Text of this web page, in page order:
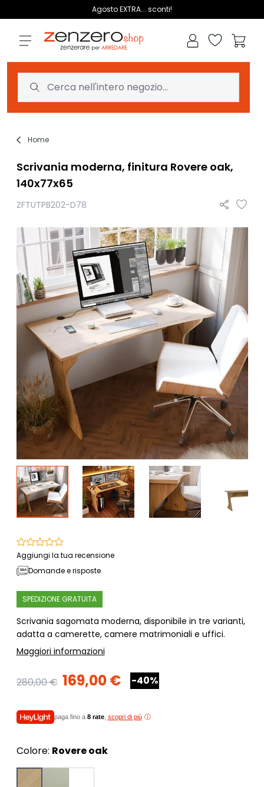
Agosto EXTRA... sconti!
Lista dei
Home
Scrivania moderna, finitura Rovere oak,
140x77x65
ZFTUTPB202-D78
Aggiungi la tua recensione
Domande e risposte
SPEDIZIONE GRATUITA
Scrivania sagomata moderna, disponibile in tre varianti,
adatta a camerette, camere matrimoniali e uffici.
Maggiori informazioni
280,00 € 169,00 € -40%
paga fino a 8 rate, scopri di più
Colore: Rovere oak